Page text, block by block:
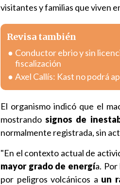
visitantes y familias que viven
Revisa también
Conductor ebrio y sin
fiscalización
Axel Callís: Kast no podrá
El organismo indicó que el
mostrandosignos de
normalmente registrada, sin
"En el contexto actual de
mayor grado de energía.
por peligros volcánicos a un